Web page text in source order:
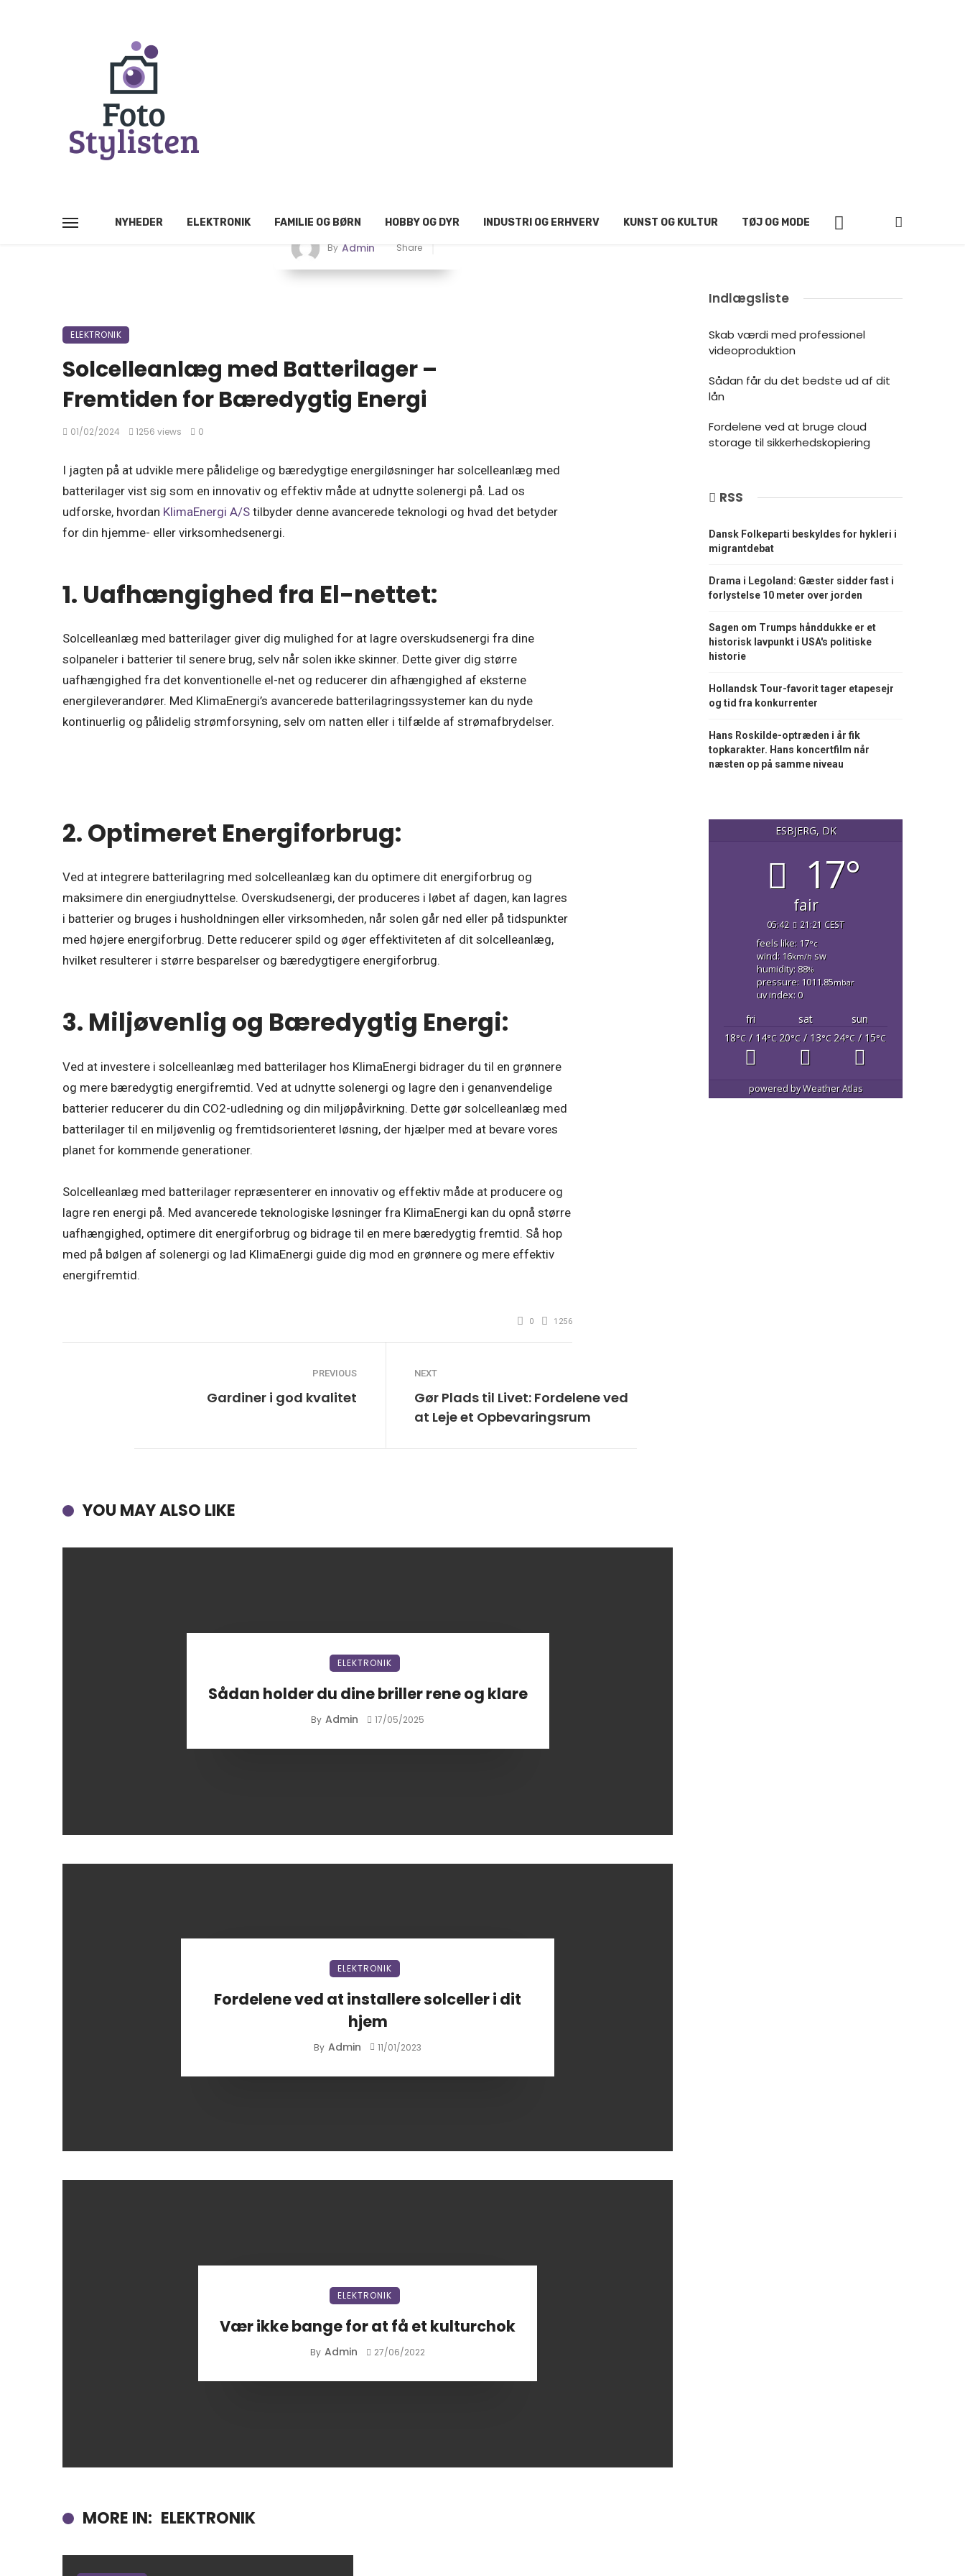
NYHEDER ELEKTRONIK FAMILIE OG BØRN HOBBY OG DYR INDUSTRI OG ERHVERV KUNST OG KULTUR TØJ OG MODE
By Admin Share
ELEKTRONIK
Solcelleanlæg med Batterilager –
Fremtiden for Bæredygtig Energi
01/02/2024 1256 views 0
I jagten på at udvikle mere pålidelige og bæredygtige energiløsninger har solcelleanlæg med
batterilager vist sig som en innovativ og effektiv måde at udnytte solenergi på. Lad os
udforske, hvordan KlimaEnergi A/S tilbyder denne avancerede teknologi og hvad det betyder
for din hjemme- eller virksomhedsenergi.
1. Uafhængighed fra El-nettet:
Solcelleanlæg med batterilager giver dig mulighed for at lagre overskudsenergi fra dine
solpaneler i batterier til senere brug, selv når solen ikke skinner. Dette giver dig større
uafhængighed fra det konventionelle el-net og reducerer din afhængighed af eksterne
energileverandører. Med KlimaEnergi’s avancerede batterilagringssystemer kan du nyde
kontinuerlig og pålidelig strømforsyning, selv om natten eller i tilfælde af strømafbrydelser.
2. Optimeret Energiforbrug:
Ved at integrere batterilagring med solcelleanlæg kan du optimere dit energiforbrug og
maksimere din energiudnyttelse. Overskudsenergi, der produceres i løbet af dagen, kan lagres
i batterier og bruges i husholdningen eller virksomheden, når solen går ned eller på tidspunkter
med højere energiforbrug. Dette reducerer spild og øger effektiviteten af dit solcelleanlæg,
hvilket resulterer i større besparelser og bæredygtigere energiforbrug.
3. Miljøvenlig og Bæredygtig Energi:
Ved at investere i solcelleanlæg med batterilager hos KlimaEnergi bidrager du til en grønnere
og mere bæredygtig energifremtid. Ved at udnytte solenergi og lagre den i genanvendelige
batterier reducerer du din CO2-udledning og din miljøpåvirkning. Dette gør solcelleanlæg med
batterilager til en miljøvenlig og fremtidsorienteret løsning, der hjælper med at bevare vores
planet for kommende generationer.
Solcelleanlæg med batterilager repræsenterer en innovativ og effektiv måde at producere og
lagre ren energi på. Med avancerede teknologiske løsninger fra KlimaEnergi kan du opnå større
uafhængighed, optimere dit energiforbrug og bidrage til en mere bæredygtig fremtid. Så hop
med på bølgen af solenergi og lad KlimaEnergi guide dig mod en grønnere og mere effektiv
energifremtid.
0 1256
PREVIOUS
Gardiner i god kvalitet
NEXT
Gør Plads til Livet: Fordelene ved
at Leje et Opbevaringsrum
YOU MAY ALSO LIKE
ELEKTRONIK
Sådan holder du dine briller rene og klare
By Admin 17/05/2025
ELEKTRONIK
Fordelene ved at installere solceller i dit
hjem
By Admin 11/01/2023
ELEKTRONIK
Vær ikke bange for at få et kulturchok
By Admin 27/06/2022
MORE IN: ELEKTRONIK
Indlægsliste
Skab værdi med professionel
videoproduktion
Sådan får du det bedste ud af dit
lån
Fordelene ved at bruge cloud
storage til sikkerhedskopiering
RSS
Dansk Folkeparti beskyldes for hykleri i
migrantdebat
Drama i Legoland: Gæster sidder fast i
forlystelse 10 meter over jorden
Sagen om Trumps hånddukke er et
historisk lavpunkt i USA's politiske
historie
Hollandsk Tour-favorit tager etapesejr
og tid fra konkurrenter
Hans Roskilde-optræden i år fik
topkarakter. Hans koncertfilm når
næsten op på samme niveau
ESBJERG, DK
17°
fair
05:42 21:21 CEST
feels like: 17°c
wind: 16km/h sw
humidity: 88%
pressure: 1011.85mbar
uv index: 0
fri sat
sun
18°C / 14°C 20°C / 13°C 24°C / 15°C
powered byWeather Atlas